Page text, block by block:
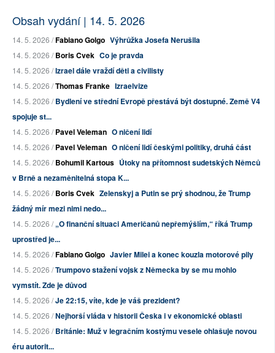
Obsah vydání | 14. 5. 2026
14. 5. 2026 /Fabiano Golgo Výhrůžka Josefa Nerušila
14. 5. 2026 /Boris Cvek Co je pravda
14. 5. 2026 /Izrael dále vraždí děti a civilisty
14. 5. 2026 /Thomas Franke Izraelvize
14. 5. 2026 /Bydlení ve střední Evropě přestává být dostupné. Země V4
spojuje st...
14. 5. 2026 /Pavel Veleman O ničení lidí
14. 5. 2026 /Pavel Veleman O ničení lidí českými politiky, druhá část
14. 5. 2026 /Bohumil Kartous Útoky na přítomnost sudetských Němců
v Brně a nezaměnitelná stopa K...
14. 5. 2026 /Boris Cvek Zelenskyj a Putin se prý shodnou, že Trump
žádný mír mezi nimi nedo...
14. 5. 2026 /„O finanční situaci Američanů nepřemýšlím,“ říká Trump
uprostřed je...
14. 5. 2026 /Fabiano Golgo Javier Milei a konec kouzla motorové pily
14. 5. 2026 /Trumpovo stažení vojsk z Německa by se mu mohlo
vymstít. Zde je důvod
14. 5. 2026 /Je 22:15, víte, kde je váš prezident?
14. 5. 2026 /Nejhorší vláda v historii Česka i v ekonomické oblasti
14. 5. 2026 /Británie: Muž v legračním kostýmu vesele ohlašuje novou
éru autorit...